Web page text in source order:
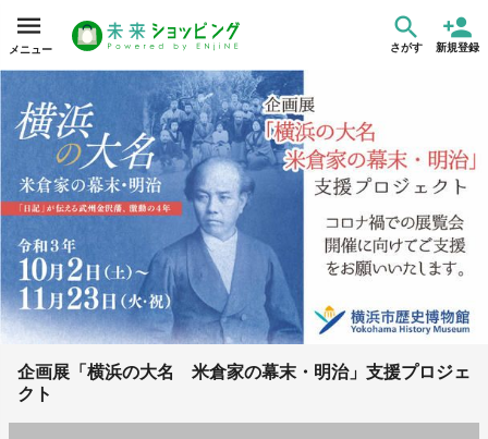
メニュー さがす 新規登録
企画展「横浜の大名 米倉家の幕末・明治」支援プロジェ
クト